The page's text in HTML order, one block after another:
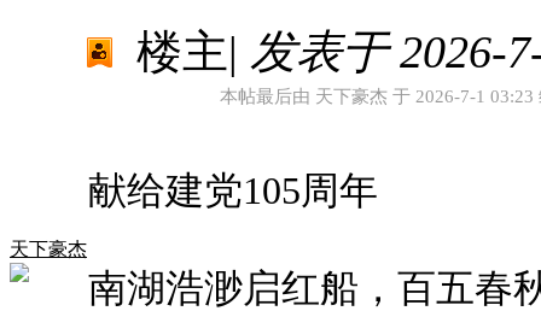
天下豪杰
楼主| 发表于 2026-
本帖最后由 天下豪杰 于 2026-7-1 03:23
献给建党105周年
南湖浩渺启红船，百五春